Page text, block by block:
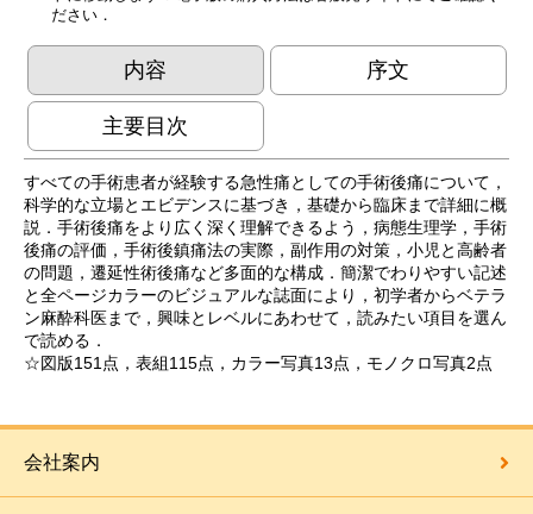
ださい．
内容 序文
主要目次
すべての手術患者が経験する急性痛としての手術後痛について，
科学的な立場とエビデンスに基づき，基礎から臨床まで詳細に概
説．手術後痛をより広く深く理解できるよう，病態生理学，手術
後痛の評価，手術後鎮痛法の実際，副作用の対策，小児と高齢者
の問題，遷延性術後痛など多面的な構成．簡潔でわりやすい記述
と全ページカラーのビジュアルな誌面により，初学者からベテラ
ン麻酔科医まで，興味とレベルにあわせて，読みたい項目を選ん
で読める．
☆図版151点，表組115点，カラー写真13点，モノクロ写真2点
会社案内